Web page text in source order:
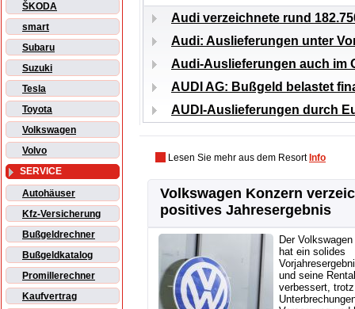
ŠKODA
smart
Subaru
Suzuki
Tesla
Toyota
Volkswagen
Volvo
SERVICE
Autohäuser
Kfz-Versicherung
Bußgeldrechner
Bußgeldkatalog
Promillerechner
Kaufvertrag
Audi verzeichnete rund
Audi: Auslieferungen unter
Audi-Auslieferungen auch im
AUDI AG: Bußgeld belastet
AUDI-Auslieferungen durch
Lesen Sie mehr aus dem Resort Info
Volkswagen Konzern
positives Jahresergebnis
Der
hat ein solides
und seine
verbessert, trotz